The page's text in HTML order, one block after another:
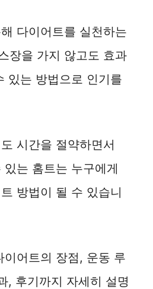
다이어트를 실천하는
장을 가지 않고도 효과
있는 방법으로 인기를
시간을 절약하면서
는 홈트는 누구에게
방법이 될 수 있습니
이어트의 장점, 운동 루
, 후기까지 자세히 설명